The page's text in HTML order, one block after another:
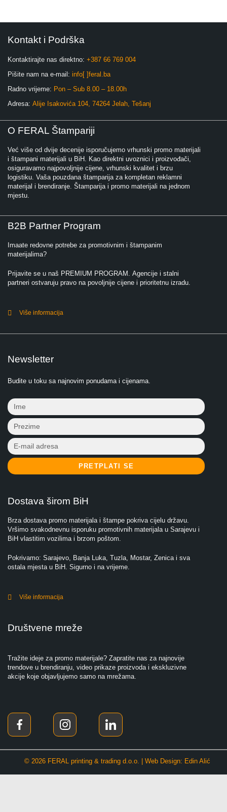
Kontakt i Podrška
Kontaktirajte nas direktno: +387 66 769 004
Pišite nam na e-mail: info[ ]feral.ba
Radno vrijeme: Pon – Sub 8.00 – 18.00h
Adresa: Alije Isakovića 104, 74264 Jelah, Tešanj
O FERAL Štampariji
Već više od dvije decenije isporučujemo vrhunski promo materijali
i štampani materijali u BiH. Kao direktni uvoznici i proizvođači,
osiguravamo najpovoljnije cijene, vrhunski kvalitet i brzu
logistiku. Vaša pouzdana štamparija za kompletan reklamni
materijal i brendiranje. Štamparija i promo materijali na jednom
mjestu.
B2B Partner Program
Imaate redovne potrebe za promotivnim i štampanim
materijalima?
Prijavite se u naš PREMIUM PROGRAM. Agencije i stalni
partneri ostvaruju pravo na povoljnije cijene i prioritetnu izradu.
Više informacija
Newsletter
Budite u toku sa najnovim ponudama i cijenama.
PRETPLATI SE
Dostava širom BiH
Brza dostava promo materijala i štampe pokriva cijelu državu.
Vršimo svakodnevnu isporuku promotivnih materijala u Sarajevu i
BiH vlastitim vozilima i brzom poštom.
Pokrivamo: Sarajevo, Banja Luka, Tuzla, Mostar, Zenica i sva
ostala mjesta u BiH. Sigurno i na vrijeme.
Više informacija
Društvene mreže
Tražite ideje za promo materijale? Zapratite nas za najnovije
trendove u brendiranju, video prikaze proizvoda i ekskluzivne
akcije koje objavljujemo samo na mrežama.
© 2026 FERAL printing & trading d.o.o. | Web Design: Edin Alić